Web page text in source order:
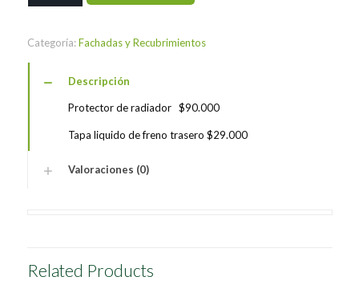
para
NINJA
Categoría:Fachadas y Recubrimientos
Descripción
Protector de radiador $90.000
Tapa liquido de freno trasero $29.000
Valoraciones (0)
Related Products